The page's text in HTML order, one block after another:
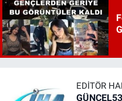
EDITÖR